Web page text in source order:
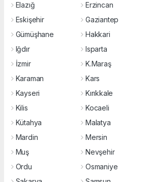
Elazığ
Erzincan
Eskişehir
Gaziantep
Gümüşhane
Hakkari
Iğdır
Isparta
İzmir
K.Maraş
Karaman
Kars
Kayseri
Kırıkkale
Kilis
Kocaeli
Kütahya
Malatya
Mardin
Mersin
Muş
Nevşehir
Ordu
Osmaniye